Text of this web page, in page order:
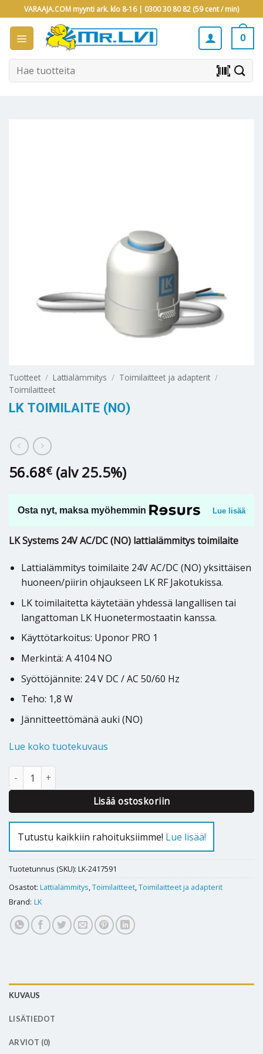
to
content
VARAAJA.COM myynti ark. klo 8-16 | 0300 30 80 82 (59 cent / min)
0
Etsi: barcode_scanner
Tuotteet / Lattialämmitys / Toimilaitteet ja adapterit /
Toimilaitteet
LK TOIMILAITE (NO)
56.68€ (alv 25.5%)
Osta nyt, maksa myöhemmin Lue lisää
LK Systems 24V AC/DC (NO) lattialämmitys toimilaite
Lattialämmitys toimilaite 24V AC/DC (NO) yksittäisen
huoneen/piirin ohjaukseen LK RF Jakotukissa.
LK toimilaitetta käytetään yhdessä langallisen tai
langattoman LK Huonetermostaatin kanssa.
Käyttötarkoitus: Uponor PRO 1
Merkintä: A 4104 NO
Syöttöjännite: 24 V DC / AC 50/60 Hz
Teho: 1,8 W
Jännitteettömänä auki (NO)
Lue koko tuotekuvaus
LK Toimilaite (NO) määrä
Lisää ostoskoriin
Tutustu kaikkiin rahoituksiimme! Lue lisää!
Tuotetunnus (SKU): LK-2417591
Osastot: Lattialämmitys,Toimilaitteet,Toimilaitteet ja adapterit
Brand: LK
KUVAUS
LISÄTIEDOT
ARVIOT (0)